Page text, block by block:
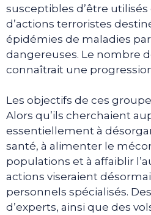
susceptibles d’être utilisés
d’actions terroristes
épidémies de maladies
dangereuses. Le nombre
connaîtrait une
Les objectifs de ces
Alors qu’ils cherchaient
essentiellement à
santé, à alimenter le
populations et à affaiblir
actions viseraient
personnels spécialisés.
d’experts, ainsi que des